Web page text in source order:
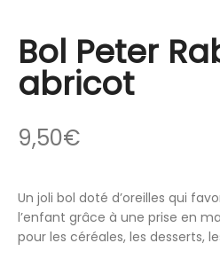
Bol Peter
abricot
9,50€
Un joli bol doté d’oreilles qui
l’enfant grâce à une prise en
pour les céréales, les desserts,